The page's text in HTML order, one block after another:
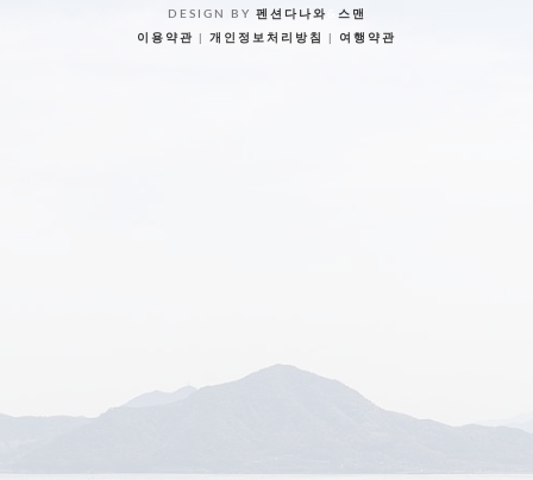
DESIGN BY 펜션다나와
스맨
이용약관
개인정보처리방침 여행약관